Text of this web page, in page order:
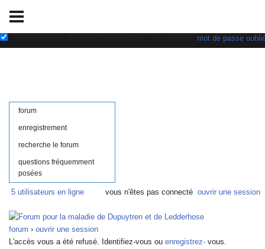
mot de passe
forum
enregistrement
recherche le forum
questions fréquemment
posées
5 utilisateurs en ligne vous n'êtes pas connecté ouvrir une session
forum › ouvrir une session
L'accès vous a été refusé. Identifiez-vous ou enregistrez- vous.